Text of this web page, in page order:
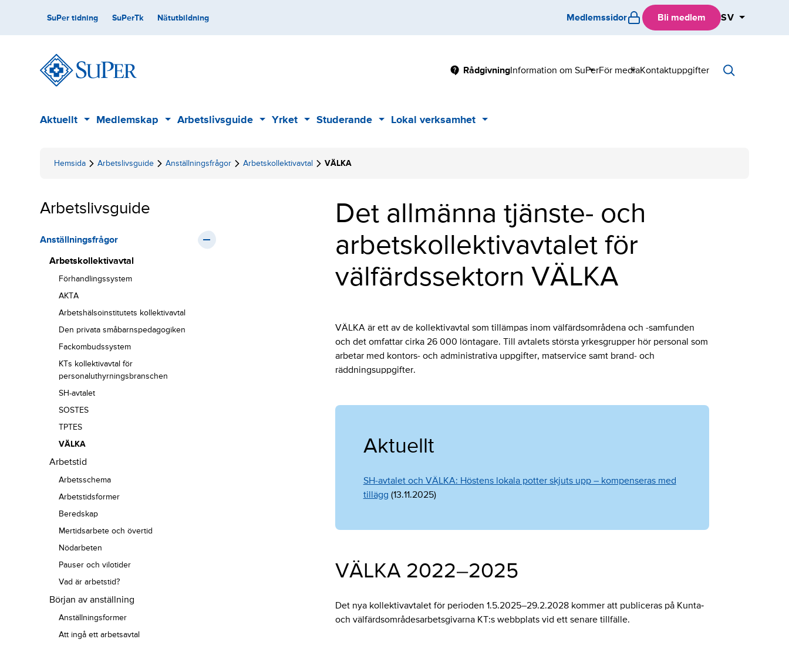
content
Secondary
SuPer tidning SuPerTk Nätutbildning Medlemssidor Bli medlem SV
Main
RådgivningInformation om SuPerSubFör mediaSubKontaktuppgifter
Main
Aktuellt
SubMedlemskap
SubArbetslivsguide
SubYrket
SubStuderande
SubLokal verksamhet
Sub
Hemsida Arbetslivsguide Anställningsfrågor Arbetskollektivavtal VÄLKA
Arbetslivsguide
Anställningsfrågor
Arbetskollektivavtal
Förhandlingssystem
AKTA
Arbetshälsoinstitutets kollektivavtal
Den privata småbarnspedagogiken
Fackombudssystem
KTs kollektivavtal för
personaluthyrningsbranschen
SH-avtalet
SOSTES
TPTES
VÄLKA
Arbetstid
Arbetsschema
Arbetstidsformer
Beredskap
Mertidsarbete och övertid
Nödarbeten
Pauser och vilotider
Vad är arbetstid?
Början av anställning
Anställningsformer
Att ingå ett arbetsavtal
Det allmänna tjänste- och
arbetskollektivavtalet för
välfärdssektorn VÄLKA
VÄLKA är ett av de kollektivavtal som tillämpas inom välfärdsområdena och -samfunden
och det omfattar cirka 26 000 löntagare. Till avtalets största yrkesgrupper hör personal som
arbetar med kontors- och administrativa uppgifter, matservice samt brand- och
räddningsuppgifter.
Aktuellt
SH-avtalet och VÄLKA: Höstens lokala potter skjuts upp – kompenseras med
tillägg (13.11.2025)
VÄLKA 2022–2025
Det nya kollektivavtalet för perioden 1.5.2025–29.2.2028 kommer att publiceras på Kunta‑
och välfärdsområdesarbetsgivarna KT:s webbplats vid ett senare tillfälle.